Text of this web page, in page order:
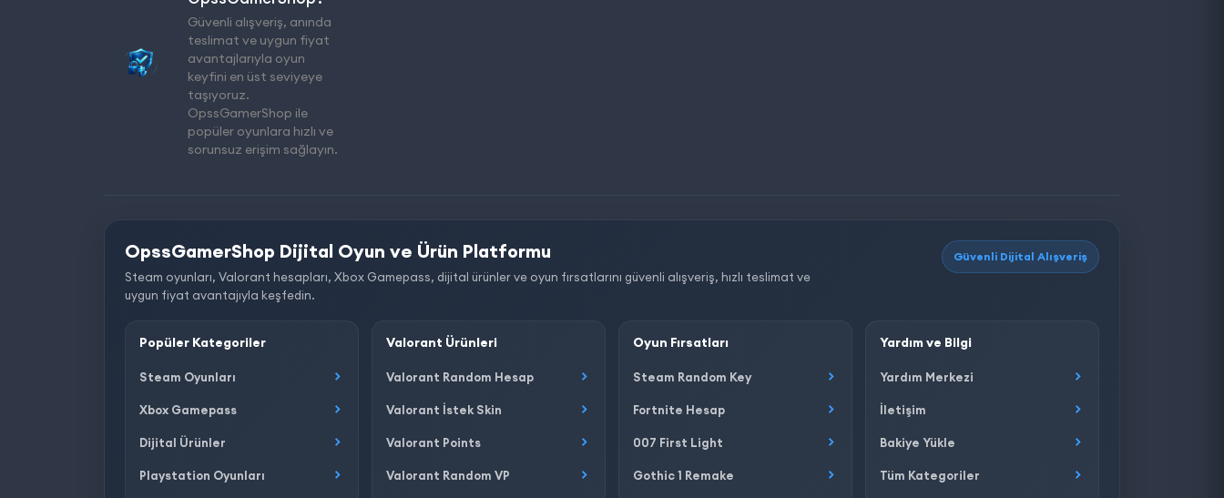
Güvenli alışveriş, anında
teslimat ve uygun fiyat
avantajlarıyla oyun
keyfini en üst seviyeye
taşıyoruz.
OpssGamerShop ile
popüler oyunlara hızlı ve
sorunsuz erişim sağlayın.
OpssGamerShop Dijital Oyun ve Ürün Platformu
Steam oyunları, Valorant hesapları, Xbox Gamepass, dijital ürünler ve oyun fırsatlarını güvenli alışveriş, hızlı teslimat ve
uygun fiyat avantajıyla keşfedin.
Güvenli Dijital Alışveriş
Popüler Kategoriler
Steam Oyunları
Xbox Gamepass
Dijital Ürünler
Playstation Oyunları
Valorant Ürünleri
Valorant Random Hesap
Valorant İstek Skin
Valorant Points
Valorant Random VP
Oyun Fırsatları
Steam Random Key
Fortnite Hesap
007 First Light
Gothic 1 Remake
Yardım ve Bilgi
Yardım Merkezi
İletişim
Bakiye Yükle
Tüm Kategoriler